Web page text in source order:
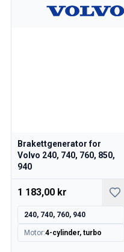
Brakettgenerator for
Volvo 240, 740, 760, 850,
940
1 183,00 kr
240, 740, 760, 940
Motor:4-cylinder, turbo